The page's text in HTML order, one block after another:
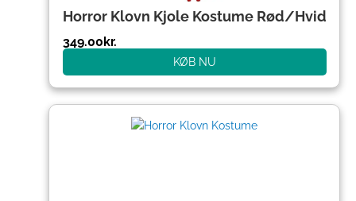
Horror Klovn Kjole Kostume Rød/Hvid
349.00kr.
KØB NU